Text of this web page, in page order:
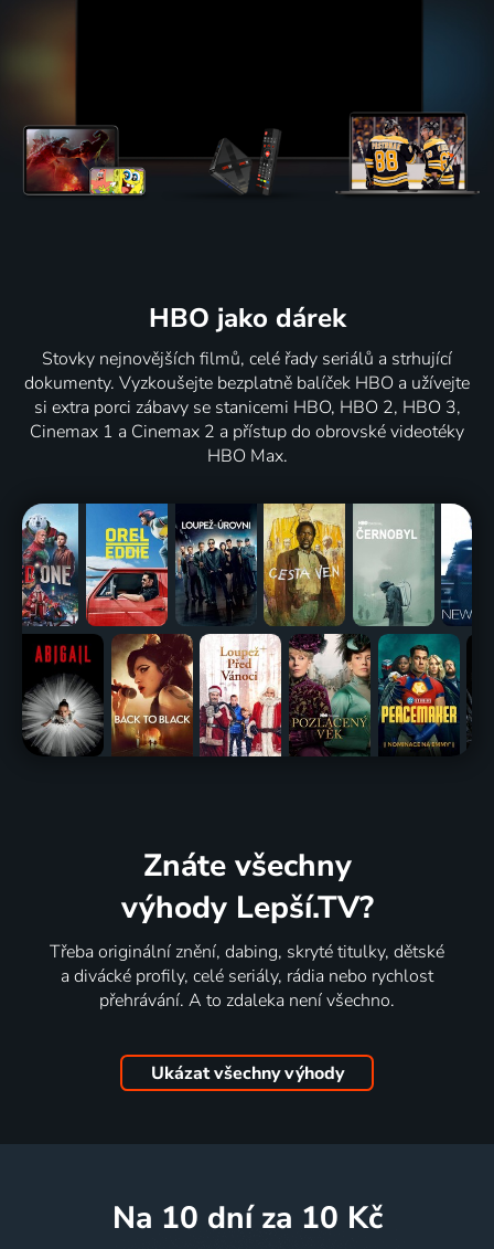
HBO jako dárek
Stovky nejnovějších filmů, celé řady seriálů a strhující
dokumenty. Vyzkoušejte bezplatně balíček HBO a užívejte
si extra porci zábavy se stanicemi HBO, HBO 2, HBO 3,
Cinemax 1 a Cinemax 2 a přístup do obrovské videotéky
HBO Max.
Znáte všechny
výhody Lepší.TV?
Třeba originální znění, dabing, skryté titulky, dětské
a divácké profily, celé seriály, rádia nebo rychlost
přehrávání. A to zdaleka není všechno.
Ukázat všechny výhody
na 10 dní za 10 Kč